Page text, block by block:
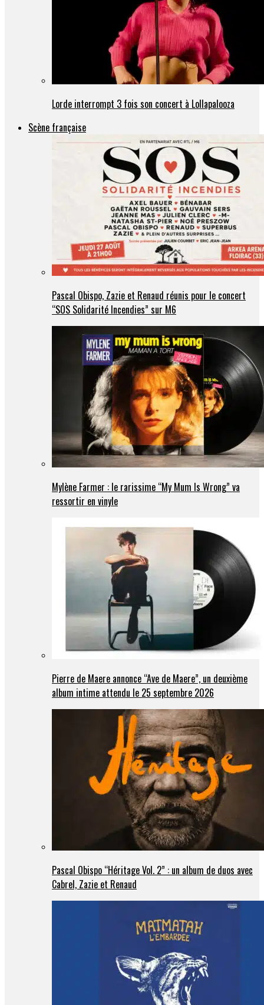
Lorde interrompt 3 fois son concert à Lollapalooza
Scène française
Pascal Obispo, Zazie et Renaud réunis pour le concert
“SOS Solidarité Incendies” sur M6
Mylène Farmer : le rarissime “My Mum Is Wrong” va
ressortir en vinyle
Pierre de Maere annonce “Ave de Maere”, un deuxième
album intime attendu le 25 septembre 2026
Pascal Obispo “Héritage Vol. 2” : un album de duos avec
Cabrel, Zazie et Renaud